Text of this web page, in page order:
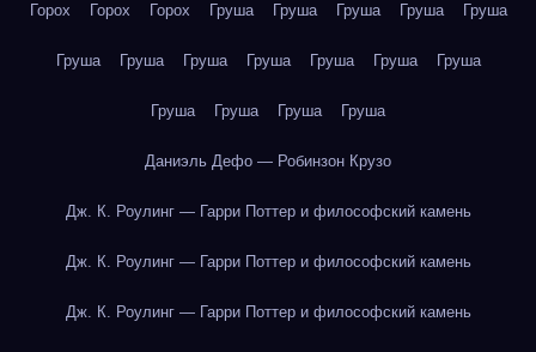
Горох Горох Горох Груша Груша Груша Груша Груша
Груша Груша Груша Груша Груша Груша Груша
Груша Груша Груша Груша
Даниэль Дефо — Робинзон Крузо
Дж. К. Роулинг — Гарри Поттер и философский камень
Дж. К. Роулинг — Гарри Поттер и философский камень
Дж. К. Роулинг — Гарри Поттер и философский камень